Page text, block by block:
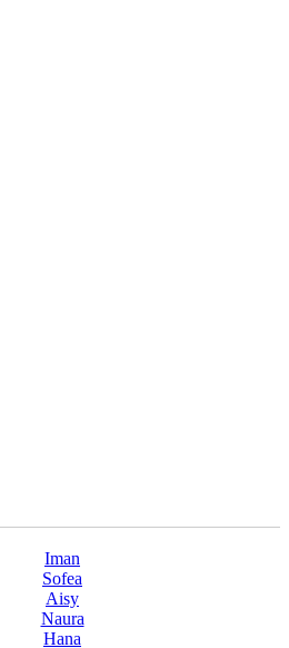
Iman
Sofea
Aisy
Naura
Hana